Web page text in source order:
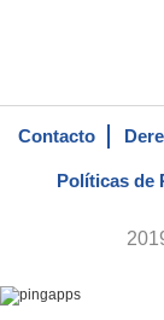
Contacto
Políticas de